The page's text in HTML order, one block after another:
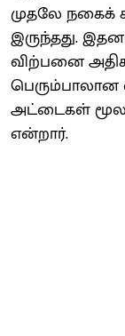
முதலே நகைக்
இருந்தது.
விற்பனை
பெரும்பாலான
அட்டைகள்
என்றார்.